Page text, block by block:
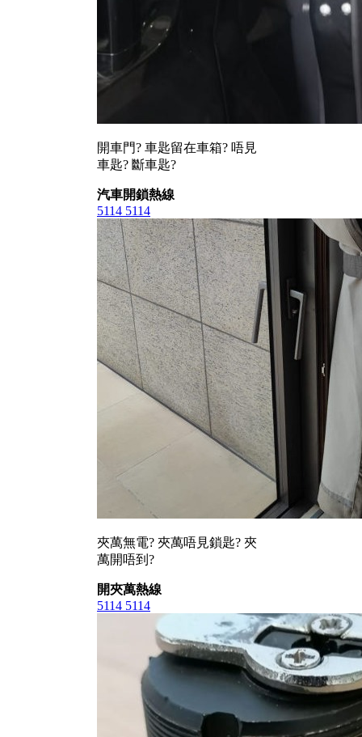
開車門? 車匙留在車箱? 唔見
車匙? 斷車匙?
汽車開鎖熱線
5114 5114
夾萬無電? 夾萬唔見鎖匙? 夾
萬開唔到?
開夾萬熱線
5114 5114